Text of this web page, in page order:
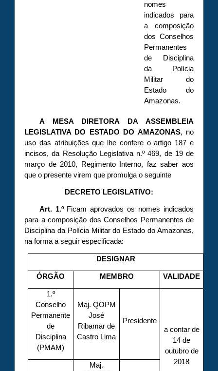
nomes
indicados para
a composição
dos Conselhos
Permanentes
de Disciplina
da Polícia
Militar do
Estado do
Amazonas.
A MESA DIRETORA DA ASSEMBLEIA
LEGISLATIVA DO ESTADO DO AMAZONAS, no
uso das atribuições que lhe confere o artigo 187 e
incisos, da Resolução Legislativa n.º 469, de 19 de
março de 2010, Regimento Interno, faz saber aos
que o presente virem que promulga o seguinte
DECRETO LEGISLATIVO:
Art. 1.ºFicam aprovados os nomes indicados
para a composição dos Conselhos Permanentes de
Disciplina da Polícia Militar do Estado do Amazonas,
na forma a seguir especificada:
DESIGNAR
ÓRGÃO MEMBRO VALIDADE
1.º
Conselho
Permanente
de
Disciplina
(PMAM)
Maj. QOPM
José
Ribamar de
Castro Lima
Presidente
a contar de
14 de
outubro de
2018
Maj.